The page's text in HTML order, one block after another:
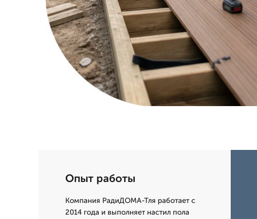
Опыт работы
Компания РадиДОМА-Тля работает с
2014 года и выполняет настил пола